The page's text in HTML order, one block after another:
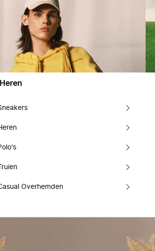
Heren
Truien
Overhemden